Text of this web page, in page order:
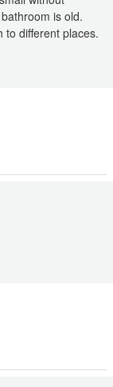
is old.
to different places.